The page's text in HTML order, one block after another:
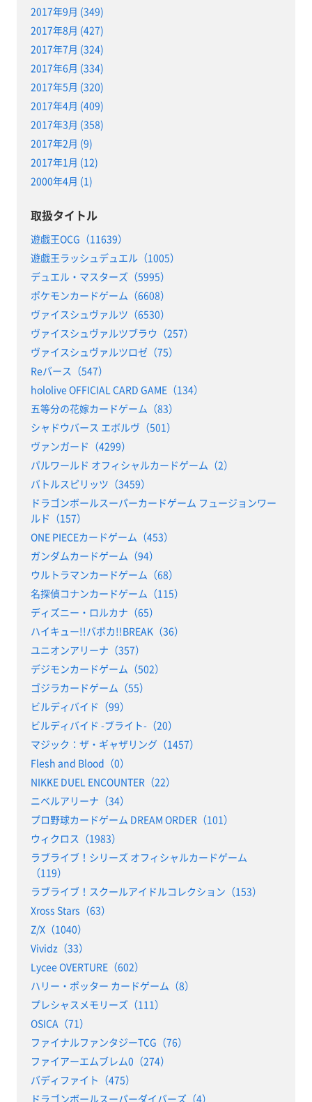
2017年9月 (349)
2017年8月 (427)
2017年7月 (324)
2017年6月 (334)
2017年5月 (320)
2017年4月 (409)
2017年3月 (358)
2017年2月 (9)
2017年1月 (12)
2000年4月 (1)
取扱タイトル
遊戯王OCG（11639）
遊戯王ラッシュデュエル（1005）
デュエル・マスターズ（5995）
ポケモンカードゲーム（6608）
ヴァイスシュヴァルツ（6530）
ヴァイスシュヴァルツブラウ（257）
ヴァイスシュヴァルツロゼ（75）
Reバース（547）
hololive OFFICIAL CARD GAME（134）
五等分の花嫁カードゲーム（83）
シャドウバース エボルヴ（501）
ヴァンガード（4299）
パルワールド オフィシャルカードゲーム（2）
バトルスピリッツ（3459）
ドラゴンボールスーパーカードゲーム フュージョンワー
ルド（157）
ONE PIECEカードゲーム（453）
ガンダムカードゲーム（94）
ウルトラマンカードゲーム（68）
名探偵コナンカードゲーム（115）
ディズニー・ロルカナ（65）
ハイキュー!!バボカ!!BREAK（36）
ユニオンアリーナ（357）
デジモンカードゲーム（502）
ゴジラカードゲーム（55）
ビルディバイド（99）
ビルディバイド -ブライト-（20）
マジック：ザ・ギャザリング（1457）
Flesh and Blood（0）
NIKKE DUEL ENCOUNTER（22）
ニベルアリーナ（34）
プロ野球カードゲーム DREAM ORDER（101）
ウィクロス（1983）
ラブライブ！シリーズ オフィシャルカードゲーム
（119）
ラブライブ！スクールアイドルコレクション（153）
Xross Stars（63）
Z/X（1040）
Vividz（33）
Lycee OVERTURE（602）
ハリー・ポッター カードゲーム（8）
プレシャスメモリーズ（111）
OSICA（71）
ファイナルファンタジーTCG（76）
ファイアーエムブレム0（274）
バディファイト（475）
ドラゴンボールスーパーダイバーズ（4）